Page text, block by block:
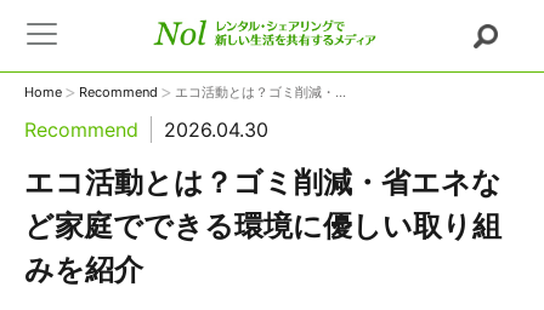
Home > Recommend > エコ活動とは？ゴミ削減・...
Recommend 2026.04.30
エコ活動とは？ゴミ削減・省エネな
ど家庭でできる環境に優しい取り組
みを紹介